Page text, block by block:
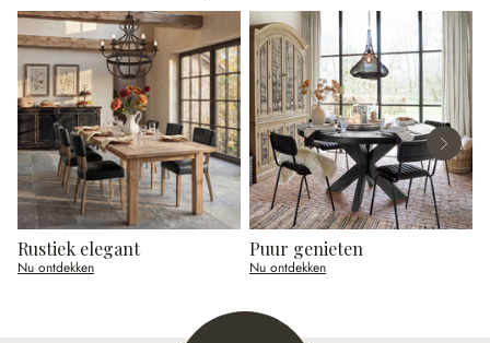
Rustiek elegant
Nu ontdekken
Puur genieten
Nu ontdekken